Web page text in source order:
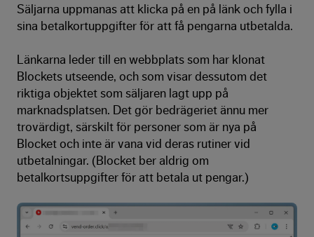
Säljarna uppmanas att klicka på en på länk och fylla i
sina betalkortuppgifter för att få pengarna utbetalda.
Länkarna leder till en webbplats som har klonat
Blockets utseende, och som visar dessutom det
riktiga objektet som säljaren lagt upp på
marknadsplatsen. Det gör bedrägeriet ännu mer
trovärdigt, särskilt för personer som är nya på
Blocket och inte är vana vid deras rutiner vid
utbetalningar. (Blocket ber aldrig om
betalkortsuppgifter för att betala ut pengar.)